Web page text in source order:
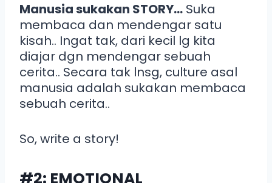
Manusia sukakan STORY… Suka
membaca dan mendengar satu
kisah.. Ingat tak, dari kecil lg kita
diajar dgn mendengar sebuah
cerita.. Secara tak lnsg, culture asal
manusia adalah sukakan membaca
sebuah cerita..
So, write a story!
#2: EMOTIONAL